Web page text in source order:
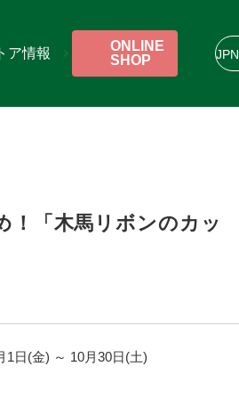
JPN
ア情報
ONLINE
SHOP
！「木馬リボンのカッ
1日(金) ～ 10月30日(土)